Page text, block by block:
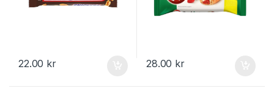
22.00 kr 28.00 kr